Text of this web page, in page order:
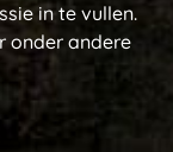
in te vullen.
onder andere